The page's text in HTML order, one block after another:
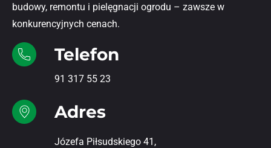
budowy, remontu i pielęgnacji ogrodu – zawsze w
konkurencyjnych cenach.
Telefon
91 317 55 23
Adres
Józefa Piłsudskiego 41,